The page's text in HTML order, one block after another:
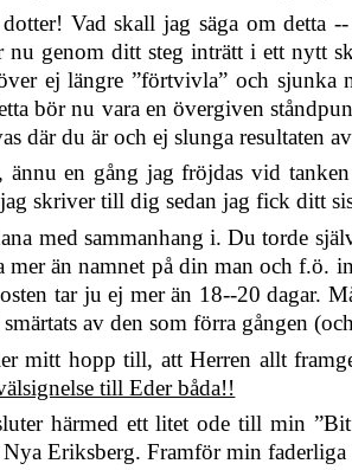
Vad skall jag säga om detta
nu genom ditt steg inträtt i ett nytt
ej längre ”förtvivla” och
bör nu vara en övergiven
där du är och ej slunga resultaten
en gång jag fröjdas vid
skriver till dig sedan jag fick ditt
med sammanhang i. Du torde
mer än namnet på din man och f.ö.
tar ju ej mer än 18--20 dagar.
av den som förra gången
mitt hopp till, att Herren allt
till Eder båda!!
härmed ett litet ode till min
Nya Eriksberg. Framför min